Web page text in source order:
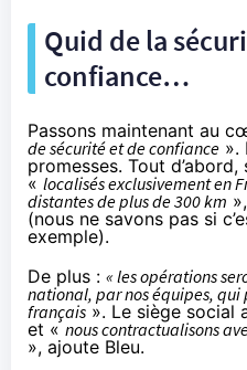
Quid de la
confiance…
Passons maintenant au
de sécurité et de confiance ».
promesses. Tout
« localisés exclusivement en
distantes de plus de 300 km
(nous ne savons pas si
exemple).
De plus : « les opérations
national, par nos équipes, qui
français ». Le siège social
et «nous contractualisons
», ajoute Bleu.